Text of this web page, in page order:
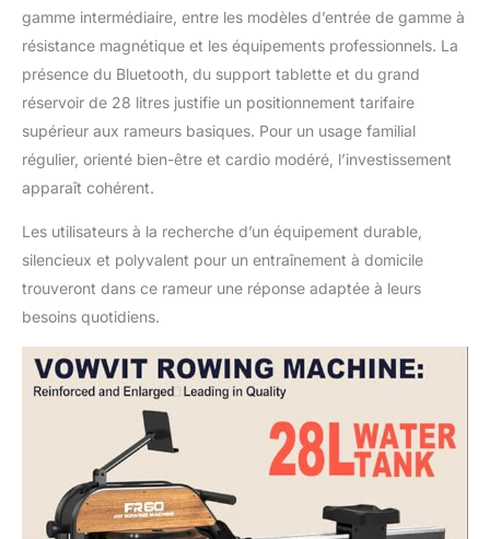
gamme intermédiaire, entre les modèles d’entrée de gamme à
résistance magnétique et les équipements professionnels. La
présence du Bluetooth, du support tablette et du grand
réservoir de 28 litres justifie un positionnement tarifaire
supérieur aux rameurs basiques. Pour un usage familial
régulier, orienté bien-être et cardio modéré, l’investissement
apparaît cohérent.
Les utilisateurs à la recherche d’un équipement durable,
silencieux et polyvalent pour un entraînement à domicile
trouveront dans ce rameur une réponse adaptée à leurs
besoins quotidiens.